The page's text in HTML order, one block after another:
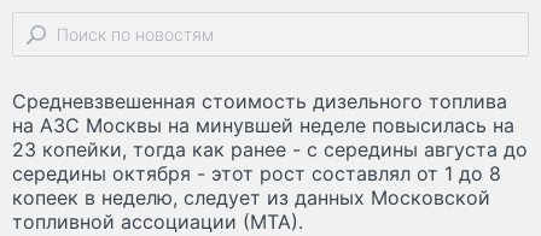
Средневзвешенная стоимость дизельного топлива
на АЗС Москвы на минувшей неделе повысилась на
23 копейки, тогда как ранее - с середины августа до
середины октября - этот рост составлял от 1 до 8
копеек в неделю, следует из данных Московской
топливной ассоциации (МТА).